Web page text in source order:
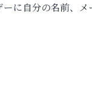
に自分の名前、メ